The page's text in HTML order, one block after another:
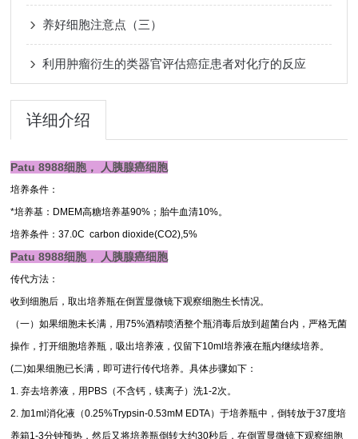
养好细胞注意点（三）
利用肿瘤衍生的类器官评估癌症患者对化疗的反应
详细介绍
Patu 8988细胞， 人胰腺癌细胞
培养条件：
*培养基：DMEM高糖培养基90%；胎牛血清10%。
培养条件：37.0C carbon dioxide(CO2),5%
Patu 8988细胞， 人胰腺癌细胞
传代方法：
收到细胞后，取出培养瓶在倒置显微镜下观察细胞生长情况。
（一）如果细胞未长满，用75%酒精喷洒整个瓶消毒后放到超菌台内，严格无菌
操作，打开细胞培养瓶，吸出培养液，仅留下10ml培养液在瓶内继续培养。
(二)如果细胞已长满，即可进行传代培养。具体步骤如下：
1. 弃去培养液，用PBS（不含钙，镁离子）洗1-2次。
2. 加1ml消化液（0.25%Trypsin-0.53mM EDTA）于培养瓶中，倒转放于37度培
养箱1-3分钟预热，然后又将培养瓶倒转大约30秒后，在倒置显微镜下观察细胞